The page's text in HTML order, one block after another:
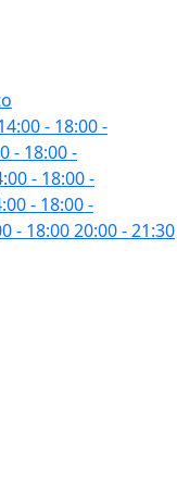
- 18:00-
- 18:00-
- 18:00-
- 18:00-
- 18:0020:00 - 21:30